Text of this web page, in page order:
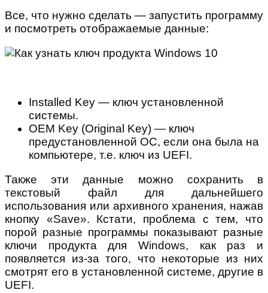
Все, что нужно сделать — запустить программу
и посмотреть отображаемые данные:
Installed Key — ключ установленной
системы.
OEM Key (Original Key) — ключ
предустановленной ОС, если она была на
компьютере, т.е. ключ из UEFI.
Также эти данные можно сохранить в
текстовый файл для дальнейшего
использования или архивного хранения, нажав
кнопку «Save». Кстати, проблема с тем, что
порой разные программы показывают разные
ключи продукта для Windows, как раз и
появляется из-за того, что некоторые из них
смотрят его в установленной системе, другие в
UEFI.